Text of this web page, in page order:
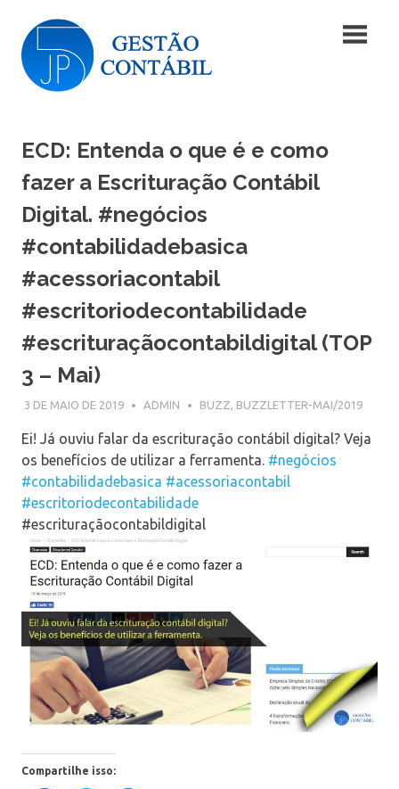
content
Gestão
Gestão
Contábil
ECD: Entenda o que é e como
fazer a Escrituração Contábil
Digital. #negócios
#contabilidadebasica
#acessoriacontabil
#escritoriodecontabilidade
#escrituraçãocontabildigital (TOP
3 – Mai)
3 DE MAIO DE 2019 ADMIN BUZZ, BUZZLETTER-MAI/2019
Ei! Já ouviu falar da escrituração contábil digital? Veja
os benefícios de utilizar a ferramenta. #negócios
#contabilidadebasica #acessoriacontabil
#escritoriodecontabilidade
#escrituraçãocontabildigital
Compartilhe isso: